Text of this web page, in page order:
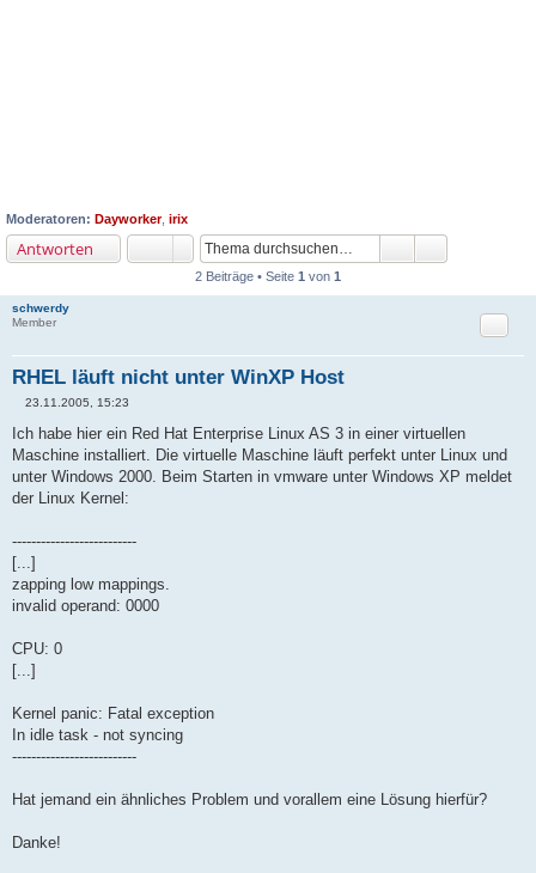
Moderatoren: Dayworker, irix
Antworten
2 Beiträge • Seite 1 von 1
schwerdy
Member
RHEL läuft nicht unter WinXP Host
Zitat
e
i
t
a
g
23.11.2005, 15:23
Ich habe hier ein Red Hat Enterprise Linux AS 3 in einer virtuellen
Maschine installiert. Die virtuelle Maschine läuft perfekt unter Linux und
unter Windows 2000. Beim Starten in vmware unter Windows XP meldet
der Linux Kernel:
--------------------------
[...]
zapping low mappings.
invalid operand: 0000
CPU: 0
[...]
Kernel panic: Fatal exception
In idle task - not syncing
--------------------------
Hat jemand ein ähnliches Problem und vorallem eine Lösung hierfür?
Danke!